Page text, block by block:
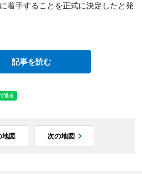
着手することを正式に決定したと発
記事を読む
地図 次の地図